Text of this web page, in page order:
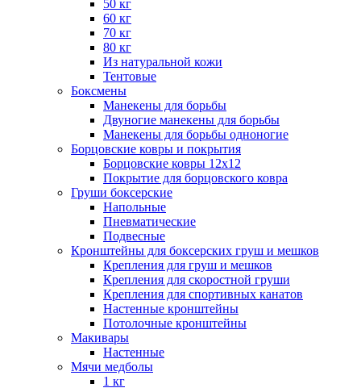
50 кг
60 кг
70 кг
80 кг
Из натуральной кожи
Тентовые
Боксмены
Манекены для борьбы
Двуногие манекены для борьбы
Манекены для борьбы одноногие
Борцовские ковры и покрытия
Борцовские ковры 12х12
Покрытие для борцовского ковра
Груши боксерские
Напольные
Пневматические
Подвесные
Кронштейны для боксерских груш и мешков
Крепления для груш и мешков
Крепления для скоростной груши
Крепления для спортивных канатов
Настенные кронштейны
Потолочные кронштейны
Макивары
Настенные
Мячи медболы
1 кг